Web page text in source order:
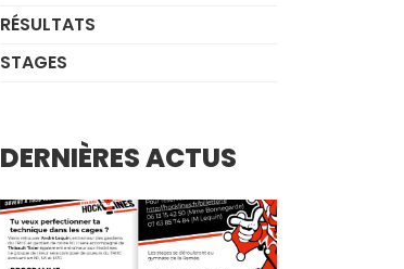
RÉSULTATS
STAGES
DERNIÈRES ACTUS